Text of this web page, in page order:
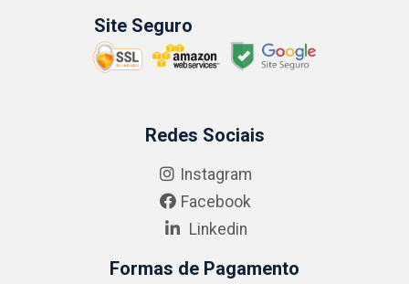
Site Seguro
Redes Sociais
Instagram
Facebook
Linkedin
Formas de Pagamento